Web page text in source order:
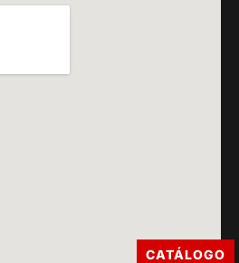
CATÁLOGO